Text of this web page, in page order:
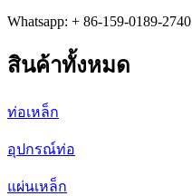
Whatsapp: + 86-159-0189-2740
สินค้าทั้งหมด
ท่อเหล็ก
อุปกรณ์ท่อ
แผ่นเหล็ก